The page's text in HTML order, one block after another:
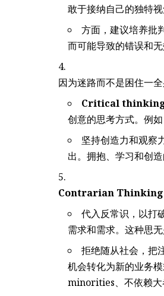
敢于接纳自己的独特
方面，建议培养批
而可能导致的错误和无
因为迷路而不是困住一
Critical
创意的思考方式。例
坚持创造力和观察
出。拥抱、学习和创
Contrarian
代入反常识，以
需求和需求。这种思
拒绝随从社会，把
机会转化为新的业务
minorities、不依赖